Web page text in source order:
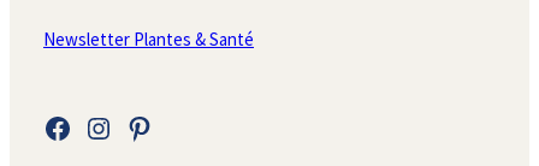
Newsletter Plantes & Santé
Facebook Instagram Pinterest